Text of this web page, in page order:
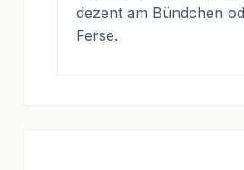
dezent am Bündchen
Ferse.